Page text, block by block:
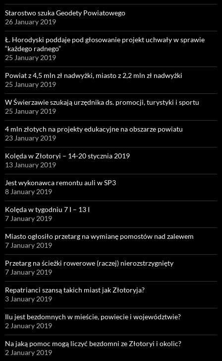
Starostwo szuka Geodety Powiatowego
26 January 2019
Ł. Horodyski poddaje pod głosowanie projekt uchwały w sprawie
“każdego radnego”
25 January 2019
Powiat z 4,5 mln zł nadwyżki, miasto z 2,2 mln zł nadwyżki
25 January 2019
W Świerzawie szukają urzędnika ds. promocji, turystyki i sportu
25 January 2019
4 mln złotych na projekty edukacyjne na obszarze powiatu
23 January 2019
Kolęda w Złotoryi – 14-20 stycznia 2019
13 January 2019
Jest wykonawca remontu auli w SP3
8 January 2019
Kolęda w tygodniu 7 I – 13 I
7 January 2019
Miasto ogłosiło przetarg na wymianę pomostów nad zalewem
7 January 2019
Przetarg na ścieżki rowerowe (raczej) nierozstrzygnięty
7 January 2019
Repatrianci szansą takich miast jak Złotoryja?
3 January 2019
Ilu jest bezdomnych w mieście, powiecie i województwie?
2 January 2019
Na jaką pomoc mogą liczyć bezdomni ze Złotoryi i okolic?
2 January 2019